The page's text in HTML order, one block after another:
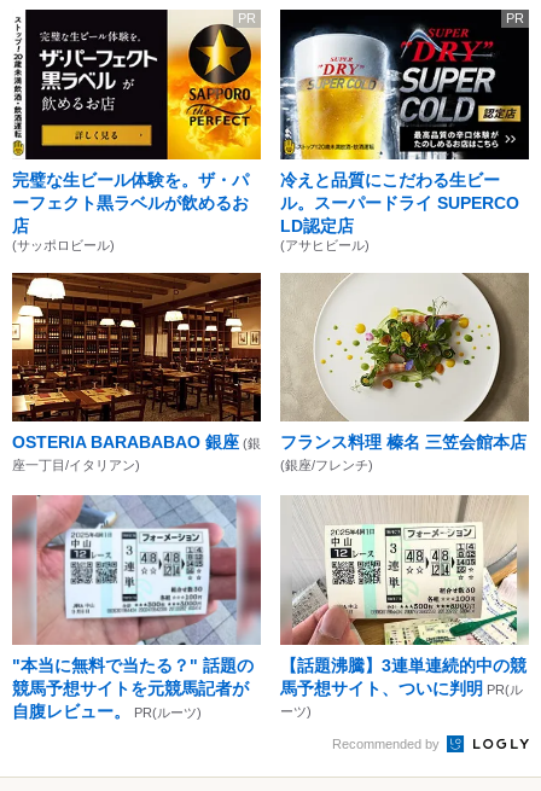
PR
完璧な生ビール体験を。ザ・パ
ーフェクト黒ラベルが飲めるお
店
(サッポロビール)
PR
冷えと品質にこだわる生ビー
ル。スーパードライ SUPERCO
LD認定店
(アサヒビール)
OSTERIA BARABABAO 銀座 (銀
座一丁目/イタリアン)
フランス料理 榛名 三笠会館本店
(銀座/フレンチ)
"本当に無料で当たる？" 話題の
競馬予想サイトを元競馬記者が
自腹レビュー。
PR(ルーツ)
【話題沸騰】3連単連続的中の競
馬予想サイト、ついに判明 PR(ル
ーツ)
Recommended by